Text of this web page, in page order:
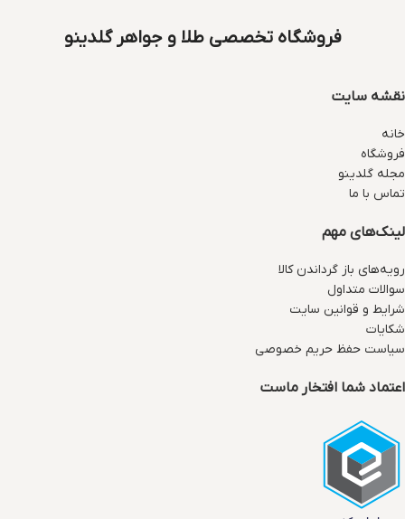
فروشگاه تخصصی طلا و جواهر گلدینو
نقشه سایت
خانه
فروشگاه
مجله گلدینو
تماس با ما
لینک‌های مهم
رویه‌های باز گرداندن کالا
سوالات متداول
شرایط و قوانین سایت
شکایات
سیاست حفظ حریم خصوصی
اعتماد شما افتخار ماست